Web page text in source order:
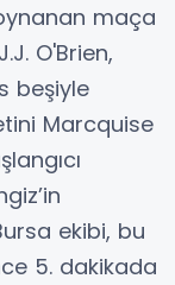
maça
O'Brien,
beşiyle
Marcquise
ekibi, bu
5. dakikada